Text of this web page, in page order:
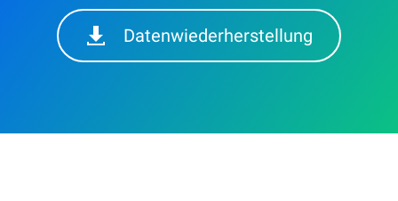
Datenwiederherstellung